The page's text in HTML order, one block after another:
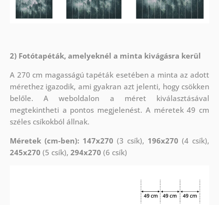
2) Fotótapéták, amelyeknél a minta kivágásra kerül
A 270 cm magasságú tapéták esetében a minta az adott
mérethez igazodik, ami gyakran azt jelenti, hogy csökken
belőle. A weboldalon a méret kiválasztásával
megtekintheti a pontos megjelenést. A méretek 49 cm
széles csíkokból állnak.
Méretek (cm-ben): 147x270 (3 csík), 196x270 (4 csík),
245x270 (5 csík), 294x270 (6 csík)